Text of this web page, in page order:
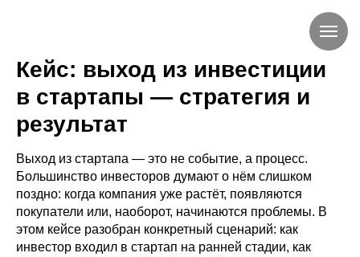
Кейс: выход из инвестиции
в стартапы — стратегия и
результат
Выход из стартапа — это не событие, а процесс.
Большинство инвесторов думают о нём слишком
поздно: когда компания уже растёт, появляются
покупатели или, наоборот, начинаются проблемы. В
этом кейсе разобран конкретный сценарий: как
инвестор входил в стартап на ранней стадии, как